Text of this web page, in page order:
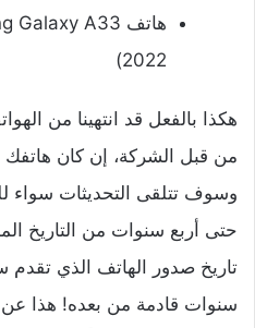
2022)
هكذا بالفعل قد انتهينا من
من قبل الشركة، إن كان
وسوف تتلقى التحديثات سواء
حتى أربع سنوات من التاريخ
سنوات قادمة من بعده! هذا عن